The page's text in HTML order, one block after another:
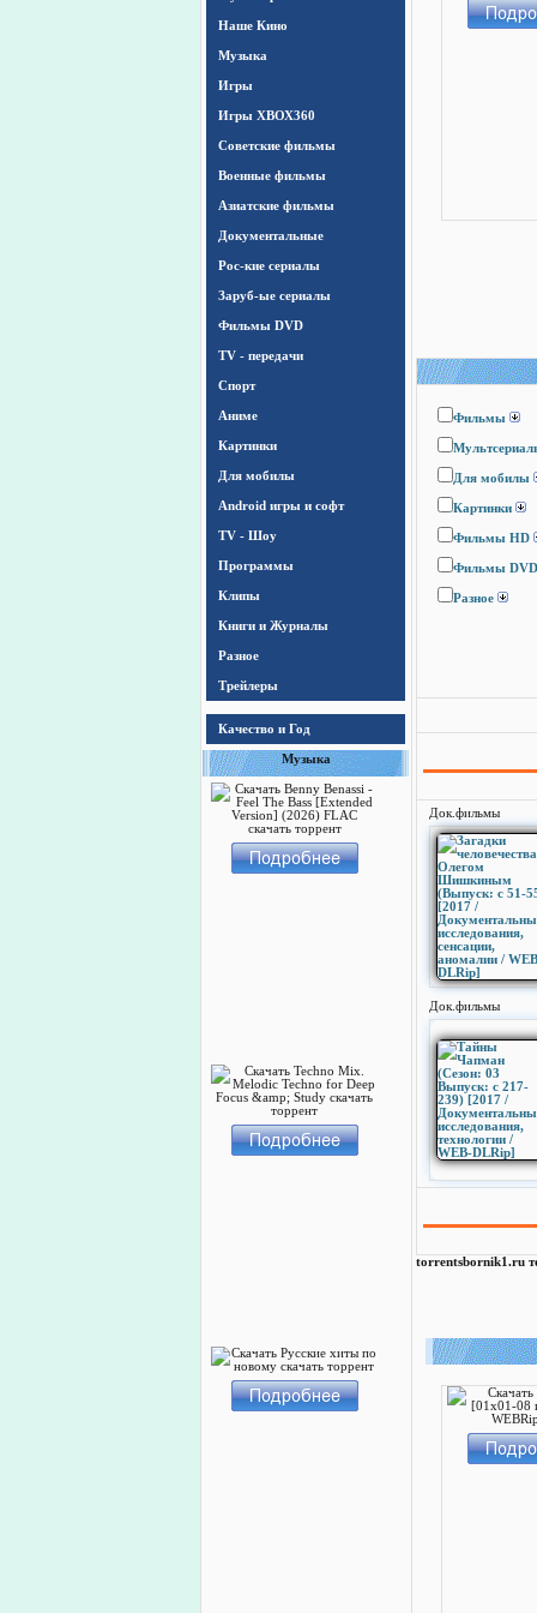
Наше Кино
Музыка
Игры
Игры ХВОХ360
Cоветские фильмы
Военные фильмы
Азиатские фильмы
Документальные
Рос-кие сериалы
Заруб-ые сериалы
Фильмы DVD
TV - передачи
Спорт
Аниме
Картинки
Для мобилы
Android игры и софт
TV - Шоу
Программы
Клипы
Книги и Журналы
Разное
Трейлеры
Качество и Год
Музыка
Фильмы
Для мобилы
Картинки
Фильмы HD
Фильмы DVD
Разное
Док.фильмы
Док.фильмы
torrentsbornik1.ru